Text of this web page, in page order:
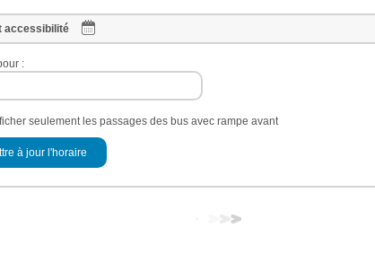
accessibilité
:
seulement les passages des bus avec rampe avant
à jour l'horaire